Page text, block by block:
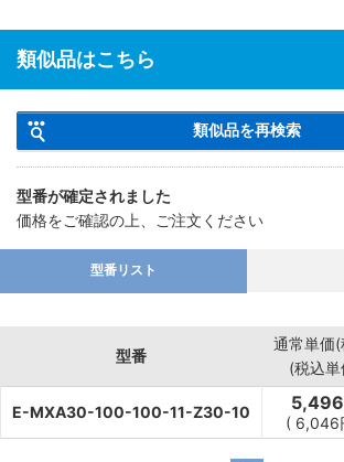
類似品はこちら
類似品を再検索
型番が確定されました
価格をご確認の上、ご注文ください
型番リスト
型番
通常単価(
(税込単
E-MXA30-100-100-11-Z30-10 5,496
( 6,046